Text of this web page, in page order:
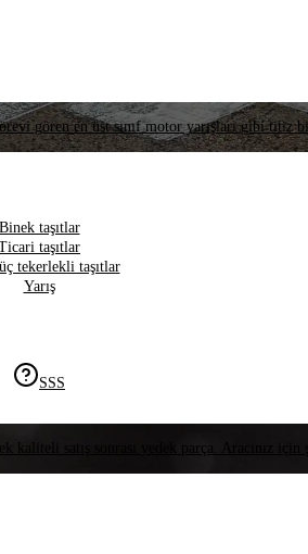
gören en üst sınıf motor yarışları gibi titiz
Binek taşıtlar
taşıtlar
tekerlekli taşıtlar
Yarış
SSS
kaliteli satış sonrası yedek parça. Aracınız